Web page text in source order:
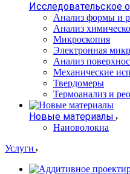
Исследовательское
Анализ формы и
Анализ
Микроскопия
Электронная
Анализ
Механические
Твердомеры
Термоанализ и
Новые материалы
Нановолокна
Услуги